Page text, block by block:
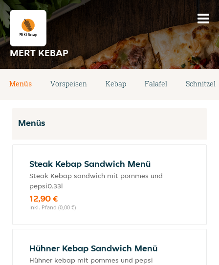
MERT KEBAP
Menüs Vorspeisen Kebap Falafel Schnitzel
Menüs
Steak Kebap Sandwich Menü
Steak Kebap sandwich mit pommes und
pepsi0,33l
12,90 €
inkl. Pfand (0,00 €)
Hühner Kebap Sandwich Menü
Hühner kebap mit pommes und pepsi